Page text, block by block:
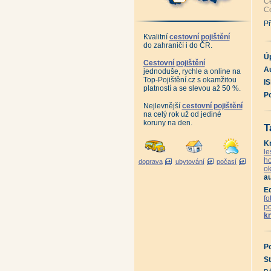
Kvalitní cestovní pojištění
do zahraničí i do ČR.
Cestovní pojištění
jednoduše, rychle a online na
Top-Pojištění.cz s okamžitou
platností a se slevou až 50 %.
Nejlevnější cestovní pojištění
na celý rok už od jediné
koruny na den.
doprava ubytování počasí
O